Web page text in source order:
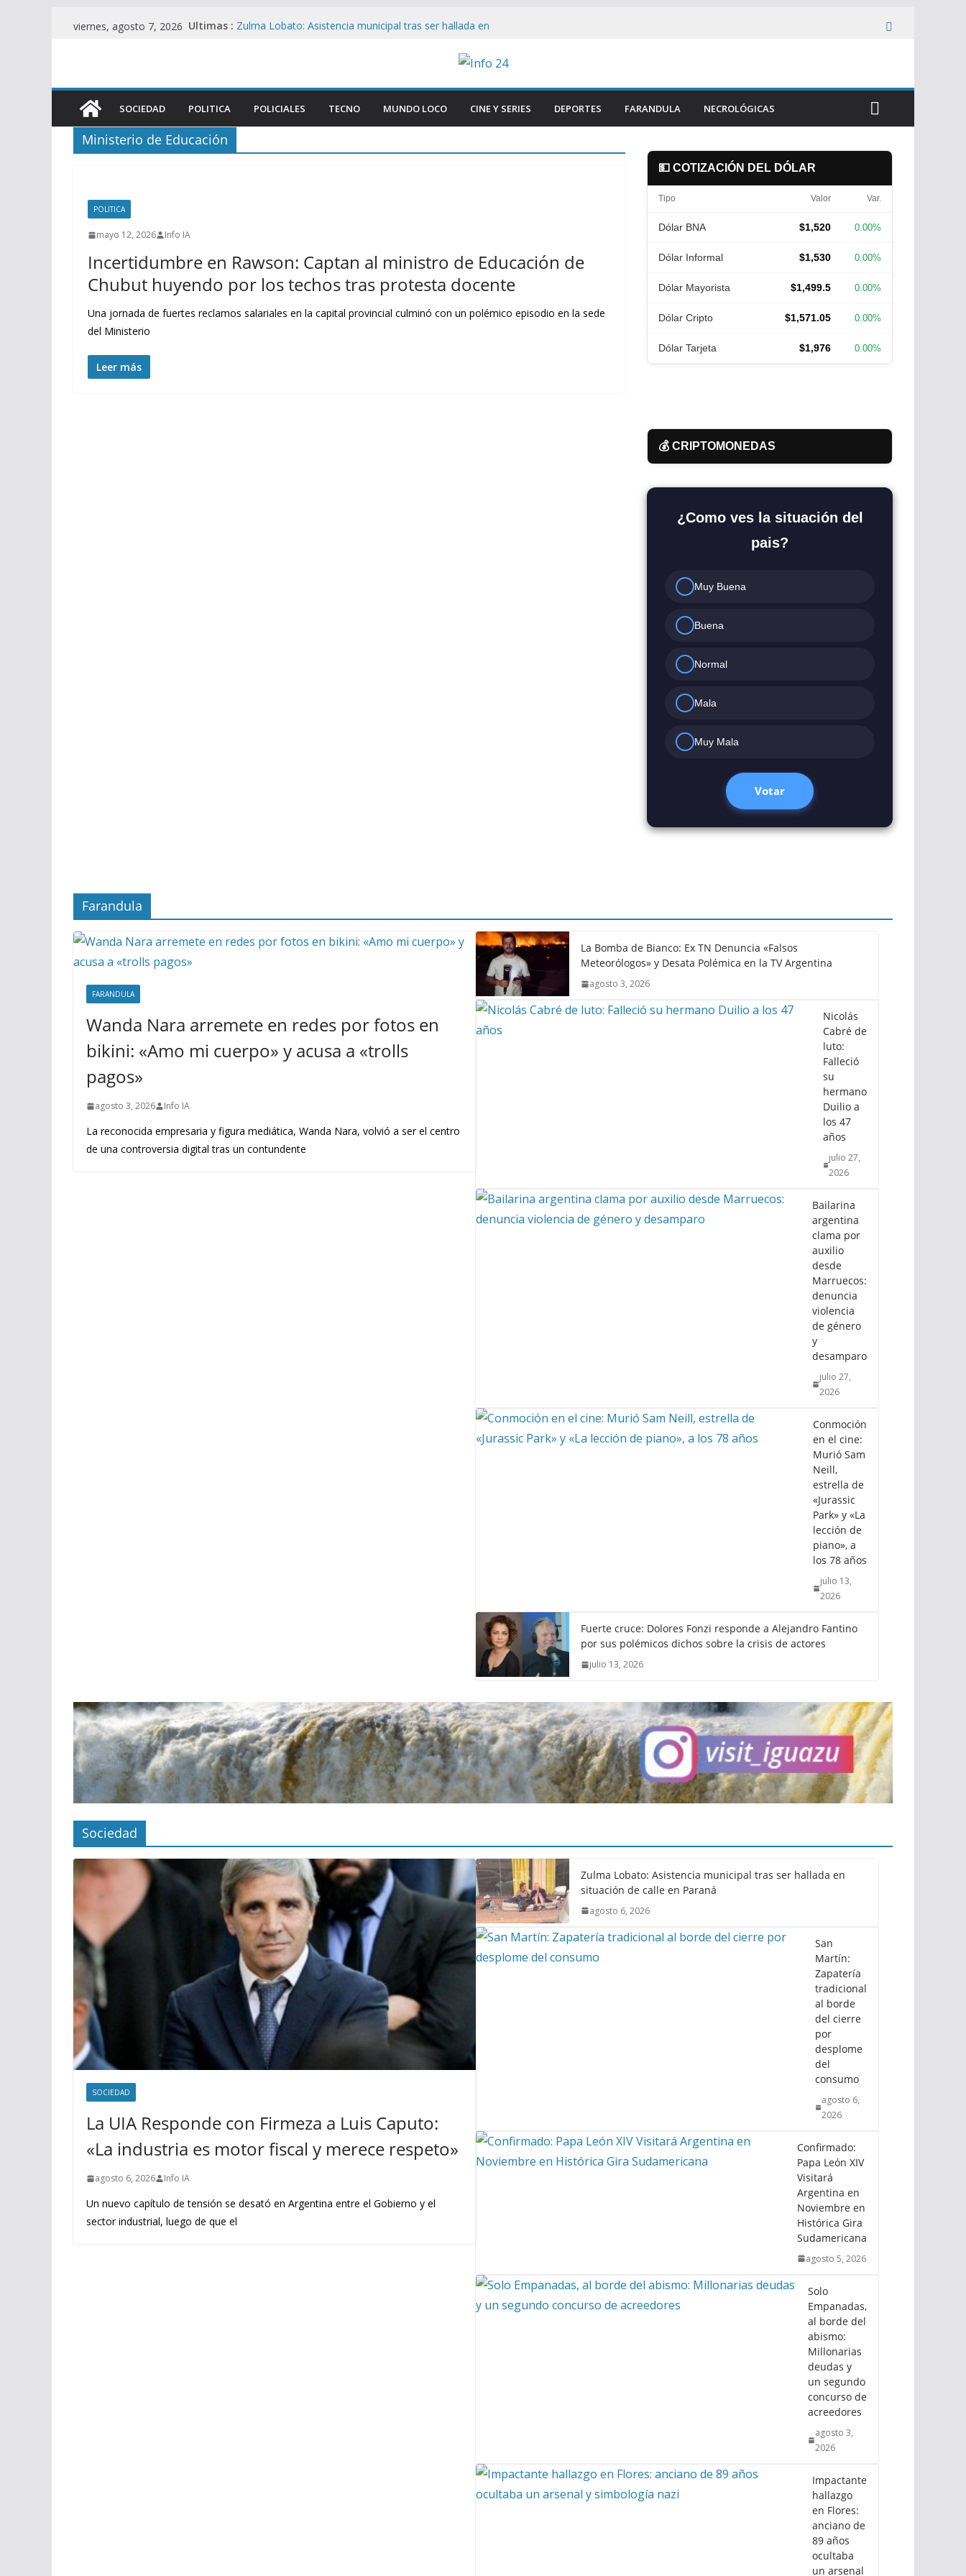
viernes, agosto 7, 2026 Ultimas : Zulma Lobato: Asistencia municipal tras ser hallada en
Contradicciones desmantelan testimonio clave de Javier
La UIA Responde con Firmeza a Luis Caputo: «La industria es
motor fiscal y merece respeto»
de tierras mientras facilita su venta a foráneos
SOCIEDAD POLITICA POLICIALES TECNO MUNDO LOCO CINE Y SERIES DEPORTES FARANDULA NECROLÓGICAS
Ministerio de Educación
POLITICA
mayo 12, 2026 Info IA
Incertidumbre en Rawson: Captan al ministro de Educación de
Chubut huyendo por los techos tras protesta docente
Una jornada de fuertes reclamos salariales en la capital provincial culminó con un polémico episodio en la sede
del Ministerio
Leer más
💵 COTIZACIÓN DEL DÓLAR
Tipo Valor Var.
Dólar BNA $1,520 0.00%
Dólar Informal $1,530 0.00%
Dólar Mayorista $1,499.5 0.00%
Dólar Cripto $1,571.05 0.00%
Dólar Tarjeta $1,976 0.00%
💰 CRIPTOMONEDAS
¿Como ves la situación del
pais?
Muy Buena
Buena
Normal
Mala
Muy Mala
Votar
Farandula
FARANDULA
Wanda Nara arremete en redes por fotos en
bikini: «Amo mi cuerpo» y acusa a «trolls
pagos»
agosto 3, 2026 Info IA
La reconocida empresaria y figura mediática, Wanda Nara, volvió a ser el centro
de una controversia digital tras un contundente
La Bomba de Bianco: Ex TN Denuncia «Falsos
Meteorólogos» y Desata Polémica en la TV Argentina
agosto 3, 2026
Nicolás
Cabré de
luto:
Falleció
su
hermano
Duilio a
los 47
años
julio 27,
2026
Bailarina
argentina
clama por
auxilio
desde
Marruecos:
denuncia
violencia
de género
y
desamparo
julio 27,
2026
Conmoción
en el cine:
Murió Sam
Neill,
estrella de
«Jurassic
Park» y «La
lección de
piano», a
los 78 años
julio 13,
2026
Fuerte cruce: Dolores Fonzi responde a Alejandro Fantino
por sus polémicos dichos sobre la crisis de actores
julio 13, 2026
Sociedad
SOCIEDAD
La UIA Responde con Firmeza a Luis Caputo:
«La industria es motor fiscal y merece respeto»
agosto 6, 2026 Info IA
Un nuevo capítulo de tensión se desató en Argentina entre el Gobierno y el
sector industrial, luego de que el
Zulma Lobato: Asistencia municipal tras ser hallada en
situación de calle en Paraná
agosto 6, 2026
San
Martín:
Zapatería
tradicional
al borde
del cierre
por
desplome
del
consumo
agosto 6,
2026
Confirmado:
Papa León XIV
Visitará
Argentina en
Noviembre en
Histórica Gira
Sudamericana
agosto 5, 2026
Solo
Empanadas,
al borde del
abismo:
Millonarias
deudas y
un segundo
concurso de
acreedores
agosto 3,
2026
Impactante
hallazgo
en Flores:
anciano de
89 años
ocultaba
un arsenal